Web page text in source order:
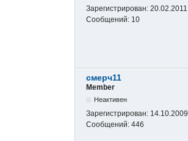
Зарегистрирован: 20.02.2011
Сообщений: 10
смерч11
Member
Неактивен
Зарегистрирован: 14.10.2009
Сообщений: 446